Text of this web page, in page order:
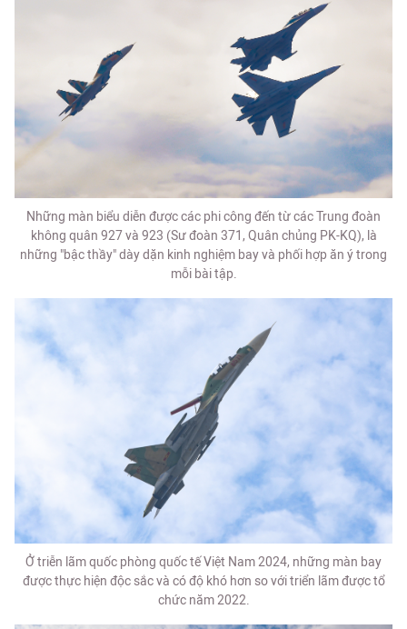
Những màn biểu diễn được các phi công đến từ các Trung đoàn
không quân 927 và 923 (Sư đoàn 371, Quân chủng PK-KQ), là
những "bậc thầy" dày dặn kinh nghiệm bay và phối hợp ăn ý trong
mỗi bài tập.
Ở triễn lãm quốc phòng quốc tế Việt Nam 2024, những màn bay
được thực hiện độc sắc và có độ khó hơn so với triển lãm được tổ
chức năm 2022.